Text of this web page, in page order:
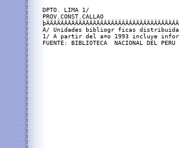
DPTO. LIMA 1/
PROV.CONST.CALLAO
A/ Unidades bibliogr ficas
1/ A partir del a¤o 1993 incluye